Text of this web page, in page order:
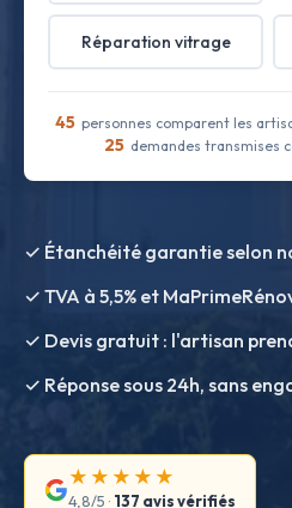
Réparation vitrage
45 personnes comparent les
25 demandes transmises
✓ Étanchéité garantie selon
✓ TVA à 5,5% et
✓ Devis gratuit : l'artisan
✓ Réponse sous 24h, sans
★★★★★
4,8/5 · 137 avis vérifiés